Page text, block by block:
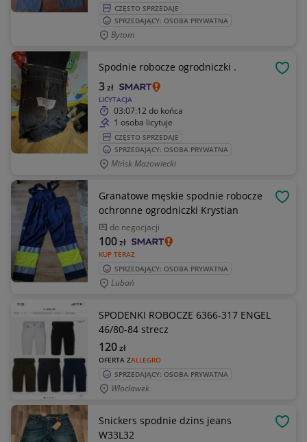
CZĘSTO SPRZEDAJE
SPRZEDAJĄCY: OSOBA PRYWATNA
Bytom
Spodnie robocze ogrodniczki .
LICYTACJA
3zł
03:07:12 do końca
1 osoba licytuje
CZĘSTO SPRZEDAJE
SPRZEDAJĄCY: OSOBA PRYWATNA
Mińsk Mazowiecki
Granatowe męskie spodnie robocze
ochronne ogrodniczki Krystian
do negocjacji
KUP TERAZ
100zł
SPRZEDAJĄCY: OSOBA PRYWATNA
Lubań
SPODENKI ROBOCZE 6366-317 ENGEL
46/80-84 strecz
OFERTA ZALLEGRO
120zł
SPRZEDAJĄCY: OSOBA PRYWATNA
Włocławek
Snickers spodnie dzins jeans
W33L32